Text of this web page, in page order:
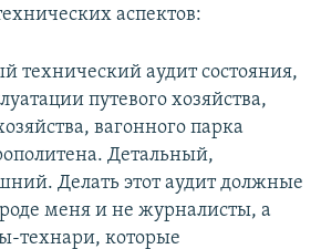
аспектов:
технический аудит состояния,
путевого хозяйства,
вагонного парка
Детальный,
Делать этот аудит должные
меня и не журналисты, а
технари, которые